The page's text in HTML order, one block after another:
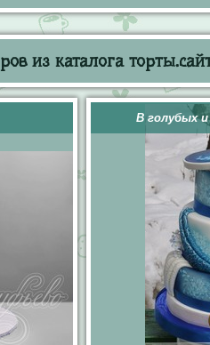
из каталога
В голубых